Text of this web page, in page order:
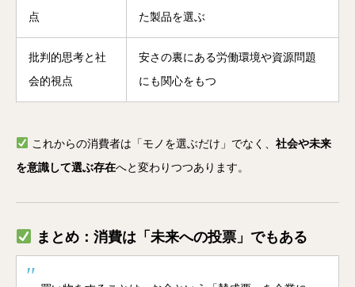
点
た製品を選ぶ
批判的思考と社
会的視点
安さの裏にある労働環境や資源問題
にも関心をもつ
これからの消費者は「モノを選ぶだけ」でなく、 社会や未来
を意識して選ぶ存在へと変わりつつあります。
まとめ：消費は「未来への投票」でもある